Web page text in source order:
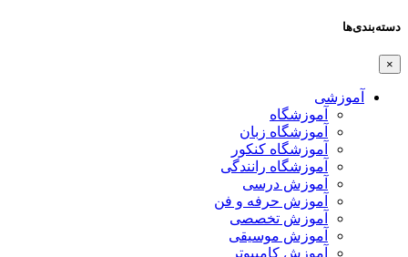
دسته‌بندی‌ها
×
آموزشی
آموزشگاه
آموزشگاه زبان
آموزشگاه کنکور
آموزشگاه رانندگی
آموزش درسی
آموزش حرفه و فن
آموزش تخصصی
آموزش موسیقی
آموزش کامپیوتر